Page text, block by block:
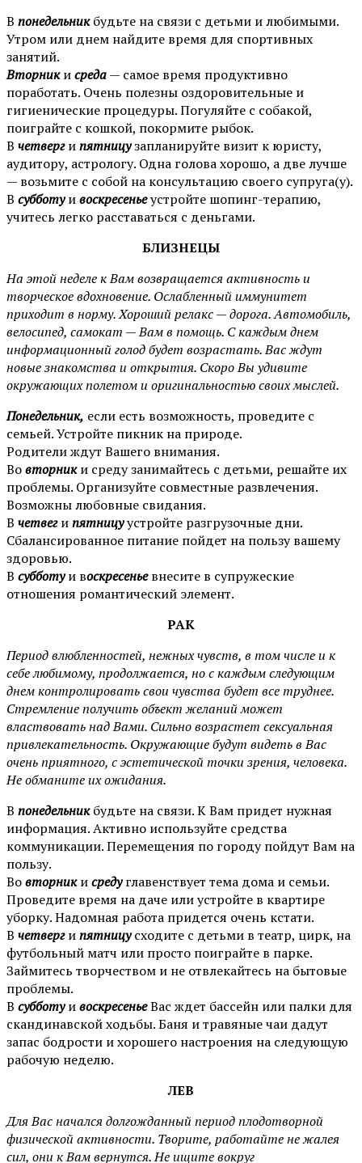
В понедельникбудьте на связи с детьми и любимыми.
Утром или днем найдите время для спортивных
занятий.
Вторникисреда— самое время продуктивно
поработать. Очень полезны оздоровительные и
гигиенические процедуры. Погуляйте с собакой,
поиграйте с кошкой, покормите рыбок.
В четвергипятницузапланируйте визит к юристу,
аудитору, астрологу. Одна голова хорошо, а две лучше
— возьмите с собой на консультацию своего супруга(у).
В субботуивоскресеньеустройте шопинг-терапию,
учитесь легко расставаться с деньгами.
БЛИЗНЕЦЫ
На этой неделе к Вам возвращается активность и
творческое вдохновение. Ослабленный иммунитет
приходит в норму. Хороший релакс — дорога. Автомобиль,
велосипед, самокат — Вам в помощь. С каждым днем
информационный голод будет возрастать. Вас ждут
новые знакомства и открытия. Скоро Вы удивите
окружающих полетом и оригинальностью своих мыслей.
Понедельник, если есть возможность, проведите с
семьей. Устройте пикник на природе.
Родители ждут Вашего внимания.
Вовторники среду занимайтесь с детьми, решайте их
проблемы. Организуйте совместные развлечения.
Возможны любовные свидания.
В четвегипятницуустройте разгрузочные дни.
Сбалансированное питание пойдет на пользу вашему
здоровью.
В субботуи воскресеньевнесите в супружеские
отношения романтический элемент.
РАК
Период влюбленностей, нежных чувств, в том числе и к
себе любимому, продолжается, но с каждым следующим
днем контролировать свои чувства будет все труднее.
Стремление получить объект желаний может
властвовать над Вами. Сильно возрастет сексуальная
привлекательность. Окружающие будут видеть в Вас
очень приятного, с эстетической точки зрения, человека.
Не обманите их ожидания.
В понедельникбудьте на связи. К Вам придет нужная
информация. Активно используйте средства
коммуникации. Перемещения по городу пойдут Вам на
пользу.
Вовторникисредуглавенствует тема дома и семьи.
Проведите время на даче или устройте в квартире
уборку. Надомная работа придется очень кстати.
В четвергипятницусходите с детьми в театр, цирк, на
футбольный матч или просто поиграйте в парке.
Займитесь творчеством и не отвлекайтесь на бытовые
проблемы.
В субботуивоскресеньеВас ждет бассейн или палки для
скандинавской ходьбы. Баня и травяные чаи дадут
запас бодрости и хорошего настроения на следующую
рабочую неделю.
ЛЕВ
Для Вас начался долгожданный период плодотворной
физической активности. Творите, работайте не жалея
сил, они к Вам вернутся. Не ищите вокруг